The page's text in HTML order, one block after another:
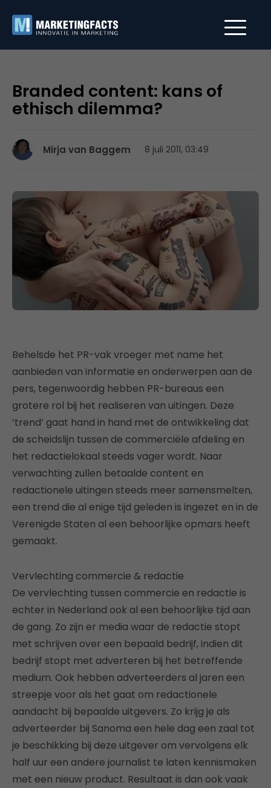
Branded content: kans of
ethisch dilemma?
Mirja van Baggem 8 juli 2011, 03:49
Behelsde het PR-vak vroeger met name het
aanbieden van informatie en onderwerpen aan de
pers, tegenwoordig hebben PR-bureaus een
grotere rol bij het realiseren van uitingen. Deze
‘trend’ gaat hand in hand met de ontwikkeling dat
de scheidslijn tussen de commerciële afdeling en
het redactielokaal steeds vager wordt. Naar
verwachting zullen betaalde content en
redactionele uitingen steeds meer samensmelten,
een trend die al enige tijd geleden is ingezet en in de
Verenigde Staten al een behoorlijke opmars heeft
gemaakt.
Vervlechting commercie & redactie
De vervlechting tussen commercie en redactie is
echter in Nederland ook al een behoorlijke tijd aan
de gang. Zo zijn er media waar de redactie stopt
met schrijven over een bepaald bedrijf, indien dit
bedrijf stopt met adverteren bij het betreffende
medium. Ook hebben adverteerders al jaren een
streepje voor als het gaat om redactionele
aandacht bij bepaalde uitgevers. Zo krijg je als
adverteerder bij Sanoma een hele dag een zaal tot
je beschikking bij deze uitgever om vervolgens elk
half uur een andere journalist te laten kennismaken
met een nieuw product. Resultaat is dan ook vaak